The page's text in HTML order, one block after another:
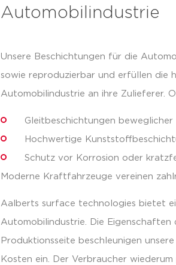
Automobilindustrie
Unsere Beschichtungen für die
sowie reproduzierbar und erfüllen die
Automobilindustrie an ihre Zulieferer.
Gleitbeschichtungen
Hochwertige
Schutz vor Korrosion oder
Moderne Kraftfahrzeuge vereinen
Aalberts surface technologies bietet
Automobilindustrie. Die
Produktionsseite beschleunigen
Kosten ein. Der Verbraucher